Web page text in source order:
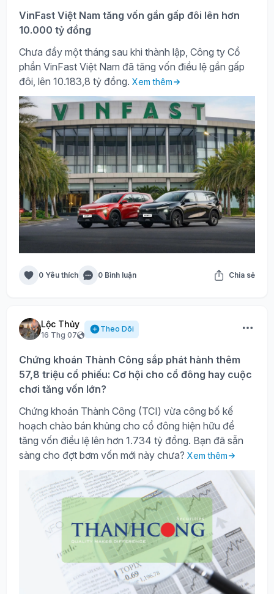
VinFast Việt Nam tăng vốn gần gấp đôi lên hơn
10.000 tỷ đồng
Chưa đầy một tháng sau khi thành lập, Công ty Cổ
phần VinFast Việt Nam đã tăng vốn điều lệ gần gấp
đôi, lên 10.183,8 tỷ đồng. Xem thêm
0 Yêu thích 0 Bình luận Chia sẻ
Lộc Thủy
16 Thg 07
Theo Dõi
Chứng khoán Thành Công sắp phát hành thêm
57,8 triệu cổ phiếu: Cơ hội cho cổ đông hay cuộc
chơi tăng vốn lớn?
Chứng khoán Thành Công (TCI) vừa công bố kế
hoạch chào bán khủng cho cổ đông hiện hữu để
tăng vốn điều lệ lên hơn 1.734 tỷ đồng. Bạn đã sẵn
sàng cho đợt bơm vốn mới này chưa? Xem thêm